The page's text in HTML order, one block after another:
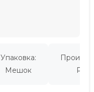
Упаковка:
Мешок